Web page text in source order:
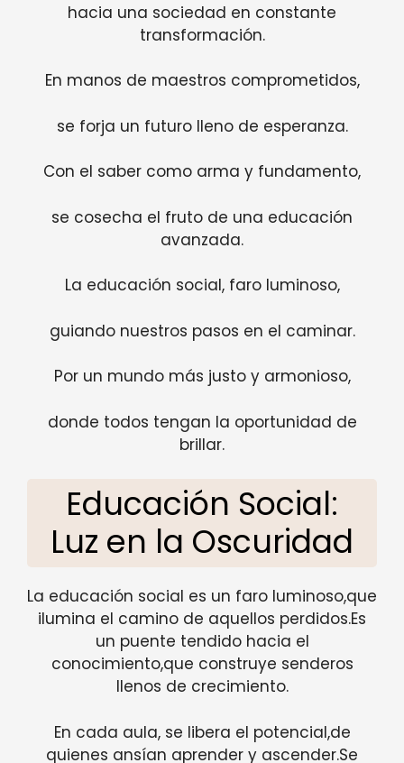
hacia una sociedad en constante
transformación.
En manos de maestros comprometidos,
se forja un futuro lleno de esperanza.
Con el saber como arma y fundamento,
se cosecha el fruto de una educación
avanzada.
La educación social, faro luminoso,
guiando nuestros pasos en el caminar.
Por un mundo más justo y armonioso,
donde todos tengan la oportunidad de
brillar.
Educación Social:
Luz en la Oscuridad
La educación social es un faro luminoso,que
ilumina el camino de aquellos perdidos.Es
un puente tendido hacia el
conocimiento,que construye senderos
llenos de crecimiento.
En cada aula, se libera el potencial,de
quienes ansían aprender y ascender.Se